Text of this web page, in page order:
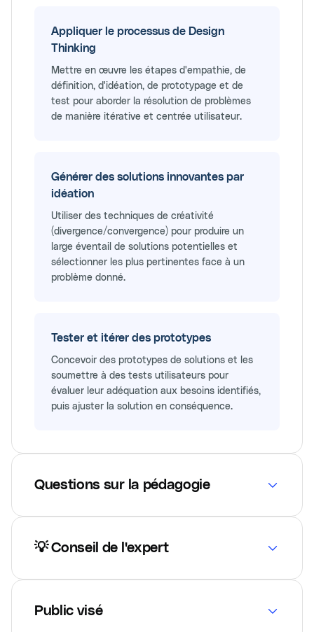
Appliquer le processus de Design
Thinking
Mettre en œuvre les étapes d'empathie, de
définition, d'idéation, de prototypage et de
test pour aborder la résolution de problèmes
de manière itérative et centrée utilisateur.
Générer des solutions innovantes par
idéation
Utiliser des techniques de créativité
(divergence/convergence) pour produire un
large éventail de solutions potentielles et
sélectionner les plus pertinentes face à un
problème donné.
Tester et itérer des prototypes
Concevoir des prototypes de solutions et les
soumettre à des tests utilisateurs pour
évaluer leur adéquation aux besoins identifiés,
puis ajuster la solution en conséquence.
Questions sur la pédagogie
💡 Conseil de l'expert
Public visé